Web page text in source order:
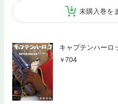
未購入巻を
キャプテンハー
704